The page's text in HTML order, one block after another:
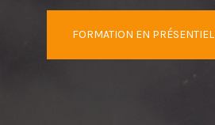
FORMATION EN PRÉSENTIEL